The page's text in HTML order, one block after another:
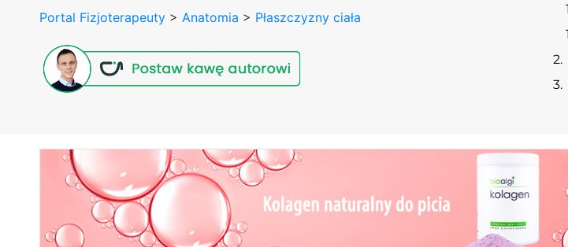
Portal Fizjoterapeuty > Anatomia > Płaszczyzny ciała